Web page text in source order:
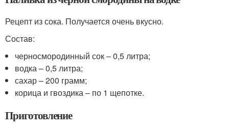
Рецепт из сока. Получается очень вкусно.
Состав:
черносмородинный сок – 0,5 литра;
водка – 0,5 литра;
сахар – 200 грамм;
корица и гвоздика – по 1 щепотке.
Приготовление